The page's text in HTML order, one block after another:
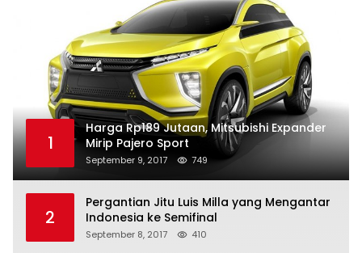
1
Harga Rp189 Jutaan, Mitsubishi Expander
Mirip Pajero Sport
September 9, 2017 749
2
Pergantian Jitu Luis Milla yang Mengantar
Indonesia ke Semifinal
September 8, 2017 410